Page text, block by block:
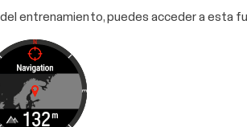
del entrenamiento, puedes acceder a esta